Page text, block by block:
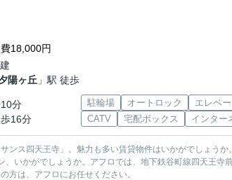
18,000円
陽ヶ丘 」駅 徒歩
10分
歩16分
駐輪場 オートロック
エレベ
CATV
宅配ボックス インター
ンス四天王寺」。魅力も多い賃貸物件はいかがでしょうか
いかがでしょうか。アフロでは、地下鉄谷町線四天王寺
方は、アフロにお任せください。